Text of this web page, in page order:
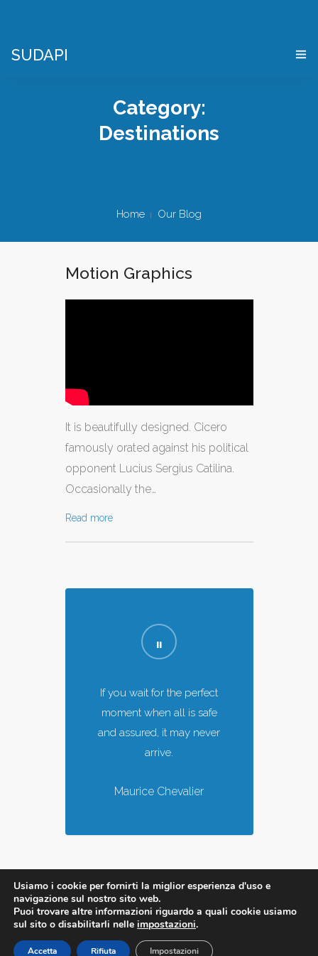
SUDAPI
COS’È UN “DIGITAL TWIN”
Category:
Destinations
Home Our Blog
Motion Graphics
It is beautifully designed. Cicero
famously orated against his political
opponent Lucius Sergius Catilina.
Occasionally the…
Read more
If you wait for the perfect
moment when all is safe
and assured, it may never
arrive.
Maurice Chevalier
© 2020 Sudapi - P.IVA e C.F. 02873080358
Usiamo i cookie per fornirti la miglior esperienza d'uso e
navigazione sul nostro sito web.
Puoi trovare altre informazioni riguardo a quali cookie usiamo
sul sito o disabilitarli nelle impostazioni.
Accetta Rifiuta Impostazioni